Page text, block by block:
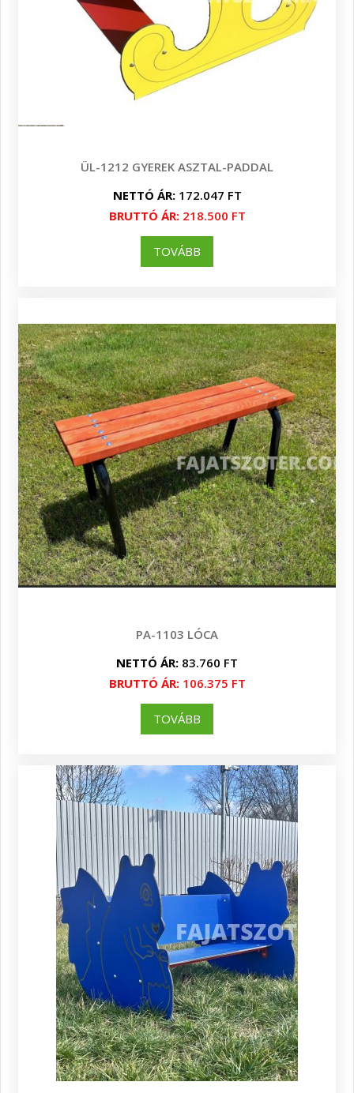
ÜL-1212 GYEREK ASZTAL-PADDAL
NETTÓ ÁR:172.047 FT
BRUTTÓ ÁR:218.500 FT
TOVÁBB
PA-1103 LÓCA
NETTÓ ÁR: 83.760 FT
BRUTTÓ ÁR:106.375 FT
TOVÁBB